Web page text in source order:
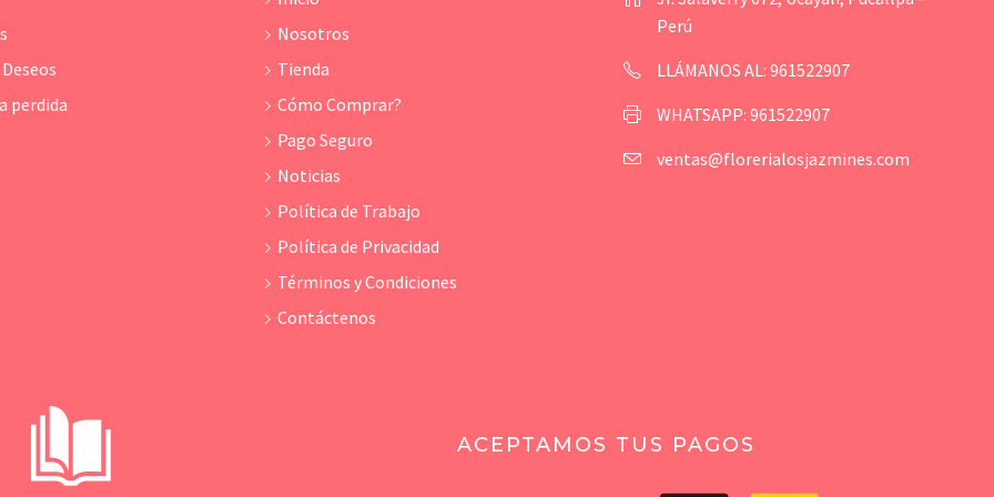
perdida
Nosotros
Tienda
Cómo Comprar?
Pago Seguro
Noticias
Política de Trabajo
Política de Privacidad
Términos y Condiciones
Contáctenos
Perú
LLÁMANOS AL: 961522907
WHATSAPP: 961522907
ventas@florerialosjazmines.com
ACEPTAMOS TUS PAGOS